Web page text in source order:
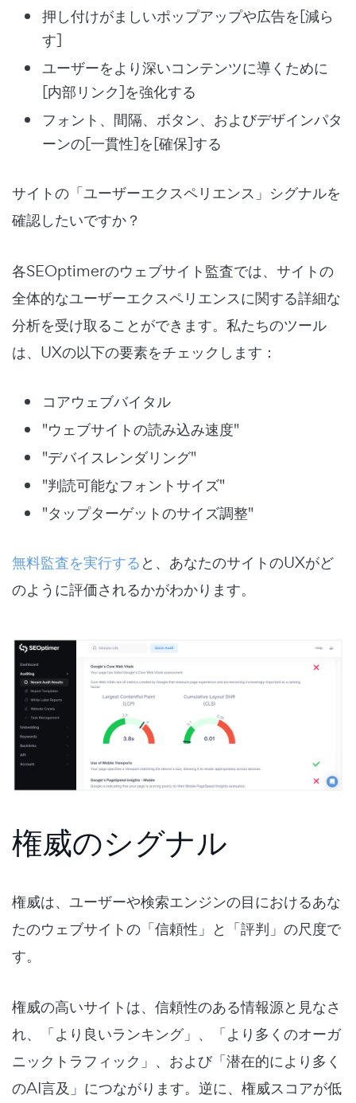
押し付けがましいポップアップや広告を[減ら
す]
ユーザーをより深いコンテンツに導くために
[内部リンク]を強化する
フォント、間隔、ボタン、およびデザインパタ
ーンの[一貫性]を[確保]する
サイトの「ユーザーエクスペリエンス」シグナルを
確認したいですか？
各SEOptimerのウェブサイト監査では、サイトの
全体的なユーザーエクスペリエンスに関する詳細な
分析を受け取ることができます。私たちのツール
は、UXの以下の要素をチェックします：
コアウェブバイタル
"ウェブサイトの読み込み速度"
"デバイスレンダリング"
"判読可能なフォントサイズ"
"タップターゲットのサイズ調整"
無料監査を実行すると、あなたのサイトのUXがど
のように評価されるかがわかります。
権威のシグナル
権威は、ユーザーや検索エンジンの目におけるあな
たのウェブサイトの「信頼性」と「評判」の尺度で
す。
権威の高いサイトは、信頼性のある情報源と見なさ
れ、「より良いランキング」、「より多くのオーガ
ニックトラフィック」、および「潜在的により多く
のAI言及」につながります。逆に、権威スコアが低